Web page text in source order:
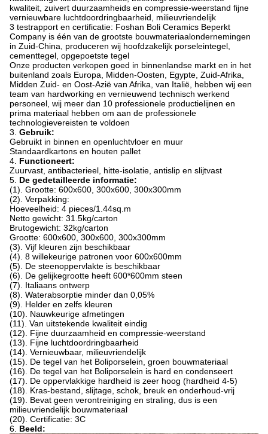
kwaliteit, zuivert duurzaamheids en compressie-weerstand fijne
vernieuwbare luchtdoordringbaarheid, milieuvriendelijk
3 testrapport en certificatie: Foshan Boli Ceramics Beperkt
Company is één van de grootste bouwmateriaalondernemingen
in Zuid-China, produceren wij hoofdzakelijk porseleintegel,
cementtegel, opgepoetste tegel
Onze producten verkopen goed in binnenlandse markt en in het
buitenland zoals Europa, Midden-Oosten, Egypte, Zuid-Afrika,
Midden Zuid- en Oost-Azië van Afrika, van Italië, hebben wij een
team van hardworking en vernieuwend technisch werkend
personeel, wij meer dan 10 professionele productielijnen en
prima materiaal hebben om aan de professionele
technologievereisten te voldoen
3. Gebruik:
Gebruikt in binnen en openluchtvloer en muur
Standaardkartons en houten pallet
4. Functioneert:
Zuurvast, antibacterieel, hitte-isolatie, antislip en slijtvast
5. De gedetailleerde informatie:
(1). Grootte: 600x600, 300x600, 300x300mm
(2). Verpakking:
Hoeveelheid: 4 pieces/1.44sq.m
Netto gewicht: 31.5kg/carton
Brutogewicht: 32kg/carton
Grootte: 600x600, 300x600, 300x300mm
(3). Vijf kleuren zijn beschikbaar
(4). 8 willekeurige patronen voor 600x600mm
(5). De steenoppervlakte is beschikbaar
(6). De gelijkegrootte heeft 600*600mm steen
(7). Italiaans ontwerp
(8). Waterabsorptie minder dan 0,05%
(9). Helder en zelfs kleuren
(10). Nauwkeurige afmetingen
(11). Van uitstekende kwaliteit eindig
(12). Fijne duurzaamheid en compressie-weerstand
(13). Fijne luchtdoordringbaarheid
(14). Vernieuwbaar, milieuvriendelijk
(15). De tegel van het Boliporselein, groen bouwmateriaal
(16). De tegel van het Boliporselein is hard en condenseert
(17). De oppervlakkige hardheid is zeer hoog (hardheid 4-5)
(18). Kras-bestand, slijtage, schok, breuk en onderhoud-vrij
(19). Bevat geen verontreiniging en straling, dus is een
milieuvriendelijk bouwmateriaal
(20). Certificatie: 3C
6. Beeld: